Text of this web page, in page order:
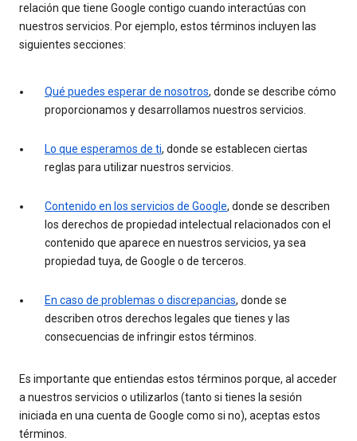
relación que tiene Google contigo cuando interactúas con
nuestros servicios. Por ejemplo, estos términos incluyen las
siguientes secciones:
Qué puedes esperar de nosotros, donde se describe cómo
proporcionamos y desarrollamos nuestros servicios.
Lo que esperamos de ti, donde se establecen ciertas
reglas para utilizar nuestros servicios.
Contenido en los servicios de Google, donde se describen
los derechos de propiedad intelectual relacionados con el
contenido que aparece en nuestros servicios, ya sea
propiedad tuya, de Google o de terceros.
En caso de problemas o discrepancias, donde se
describen otros derechos legales que tienes y las
consecuencias de infringir estos términos.
Es importante que entiendas estos términos porque, al acceder
a nuestros servicios o utilizarlos (tanto si tienes la sesión
iniciada en una cuenta de Google como si no), aceptas estos
términos.